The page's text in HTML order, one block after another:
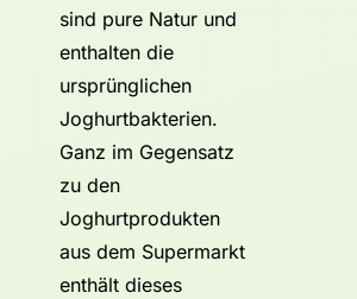
sind pure Natur und
enthalten die
ursprünglichen
Joghurtbakterien.
Ganz im Gegensatz
zu den
Joghurtprodukten
aus dem Supermarkt
enthält dieses